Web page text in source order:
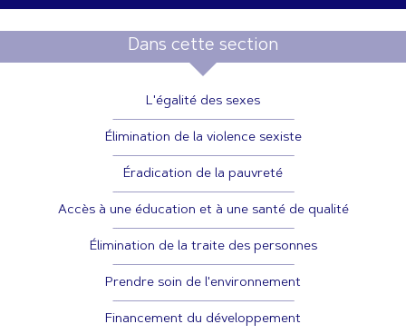
Dans cette section
L'égalité des sexes
Élimination de la violence sexiste
Éradication de la pauvreté
Accès à une éducation et à une santé de qualité
Élimination de la traite des personnes
Prendre soin de l'environnement
Financement du développement